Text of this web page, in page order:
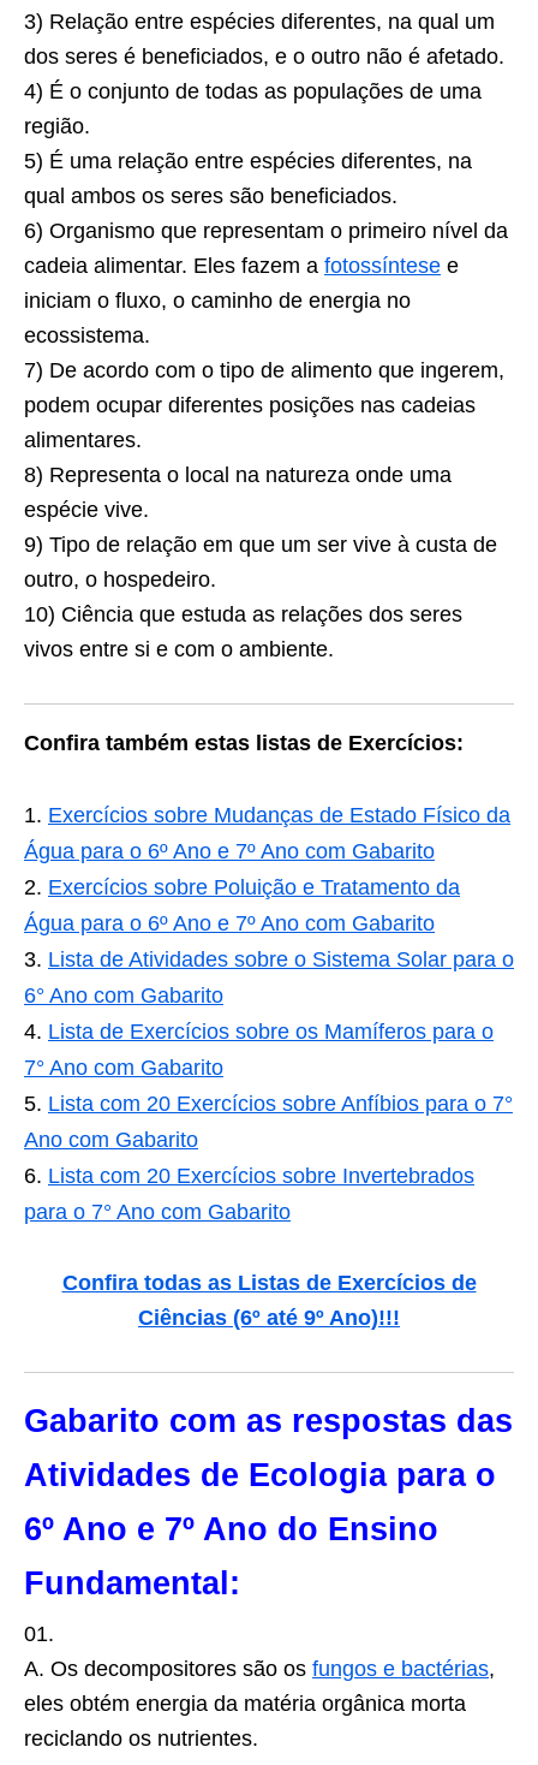
3) Relação entre espécies diferentes, na qual um
dos seres é beneficiados, e o outro não é afetado.
4) É o conjunto de todas as populações de uma
região.
5) É uma relação entre espécies diferentes, na
qual ambos os seres são beneficiados.
6) Organismo que representam o primeiro nível da
cadeia alimentar. Eles fazem a fotossíntese e
iniciam o fluxo, o caminho de energia no
ecossistema.
7) De acordo com o tipo de alimento que ingerem,
podem ocupar diferentes posições nas cadeias
alimentares.
8) Representa o local na natureza onde uma
espécie vive.
9) Tipo de relação em que um ser vive à custa de
outro, o hospedeiro.
10) Ciência que estuda as relações dos seres
vivos entre si e com o ambiente.
Confira também estas listas de Exercícios:
Exercícios sobre Mudanças de Estado Físico da
Água para o 6º Ano e 7º Ano com Gabarito
Exercícios sobre Poluição e Tratamento da
Água para o 6º Ano e 7º Ano com Gabarito
Lista de Atividades sobre o Sistema Solar para o
6° Ano com Gabarito
Lista de Exercícios sobre os Mamíferos para o
7° Ano com Gabarito
Lista com 20 Exercícios sobre Anfíbios para o 7°
Ano com Gabarito
Lista com 20 Exercícios sobre Invertebrados
para o 7° Ano com Gabarito
Confira todas as Listas de Exercícios de
Ciências (6º até 9º Ano)!!!
Gabarito com as respostas das
Atividades de Ecologia para o
6º Ano e 7º Ano do Ensino
Fundamental:
01.
A. Os decompositores são os fungos e bactérias,
eles obtém energia da matéria orgânica morta
reciclando os nutrientes.